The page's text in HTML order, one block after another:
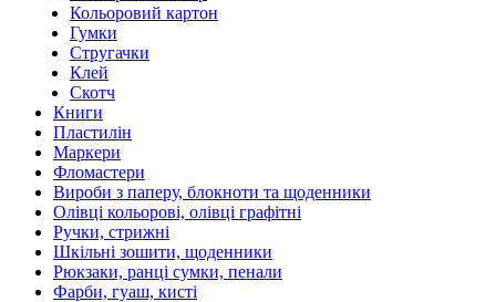
Кольоровий картон
Гумки
Стругачки
Клей
Скотч
Книги
Пластилін
Маркери
Фломастери
Вироби з паперу, блокноти та щоденники
Олівці кольорові, олівці графітні
Ручки, стрижні
Шкільні зошити, щоденники
Рюкзаки, ранці сумки, пенали
Фарби, гуаш, кисті